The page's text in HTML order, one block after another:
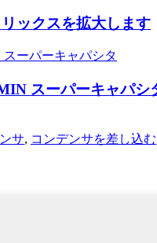
ックスを拡大します
スーパーキャパシ
サ, コンデンサを差し込む